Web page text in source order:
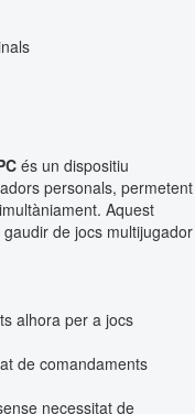
és un dispositiu
personals, permetent
Aquest
de jocs multijugador
alhora per a jocs
de comandaments
necessitat de